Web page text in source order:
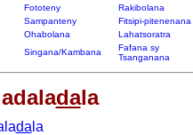
Fototeny
Rakibolana
Sampanteny
Fitsipi-pitenenana
Ohabolana
Lahatsoratra
Singana/Kambana
Fafana sy
Tsanganana
dala
da la